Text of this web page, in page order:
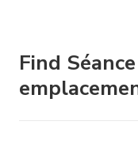
Find